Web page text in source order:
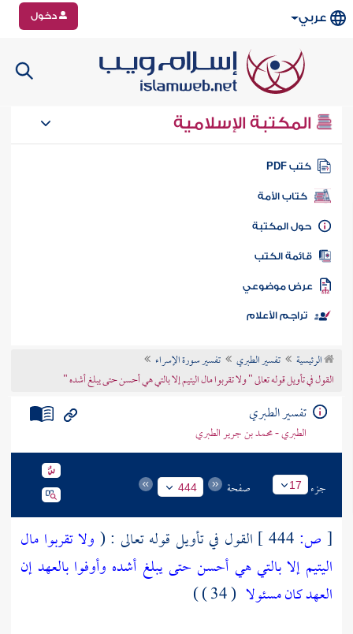
عربي دخول
المكتبة الإسلامية
كتب PDF
كتاب الأمة
المكتبة
الكتب
موضوعي
تراجم الأعلام
الرئيسية تفسير الطبري
تفسير سورة الإسراء
القول في تأويل قوله تعالى " ولا تقربوا مال اليتيم إلا بالتي هي أحسن حتى يبلغ أشده "
تفسير الطبري
الطبري - محمد بن جرير الطبري
جزء 17 صفحة 444
[ ص: القول في تأويل قوله تعالى : ( ولا تقربوا مال
اليتيم إلا بالتي هي أحسن حتى يبلغ أشده وأوفوا بالعهد إن
العهد كان مسئولا ( 34 ) )